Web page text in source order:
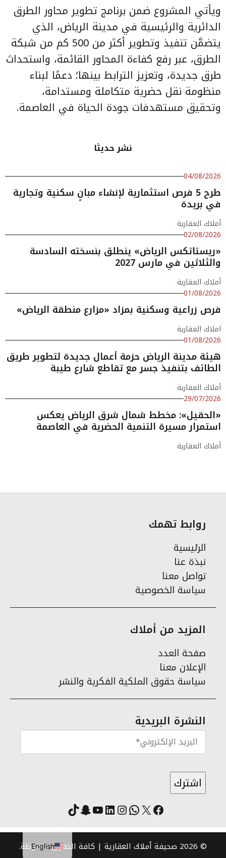
ويأتي المشروع ضمن برنامج تطوير محاور الطرق
الدائرية والرئيسية في مدينة الرياض، الذي
يتضمَّن تنفيذ وتطوير أكثر من 500 كم من شبكة
الطرق، عبر رفع كفاءة المحاور القائمة، واستحداث
طرق جديدة، وتعزيز الترابط بينها؛ دعمًا لبناء
منظومة نقل حضرية متكاملة ومستدامة،
وتحقيق مستهدفات جودة الحياة في العاصمة.
نشر حديثا
04/08/2026
طرح 5 فرص استثمارية لإنشاء مبانٍ سكنية وتجارية
في بريدة
أملاك العقارية
02/08/2026
«ريستاتكس الرياض» ينطلق بنسخته السادسة
والثلاثين في مارس 2027
أملاك العقارية
01/08/2026
فرص زراعية وسكنية بمزاد «مزارع منطقة الرياض»
املاك العقارية
01/08/2026
هيئة مدينة الرياض حزمة أعمال جديدة لتطوير طريق
الطائف بتنفيذ جسر مع تقاطع شارع طيبة
أملاك العقارية
29/07/2026
«الحقيل»: مخطط شمال شرق الرياض يعكس
استمرار مسيرة التنمية الحضرية في العاصمة
أملاك العقارية
روابط تهمك
الرئيسية
نبذة عنا
تواصل معنا
سياسة الخصوصية
المزيد من أملاك
صفحة العدد
الإعلان معنا
سياسة حقوق الملكية الفكرية والنشر
النشرة البريدية
فيسبوك
X واتساب
انستقرام
لينكد إنيوتيوب
سناب شات
تيك توك
© 2026 صحيفة أملاك العقارية | كافة الحقوق محفوظة. English